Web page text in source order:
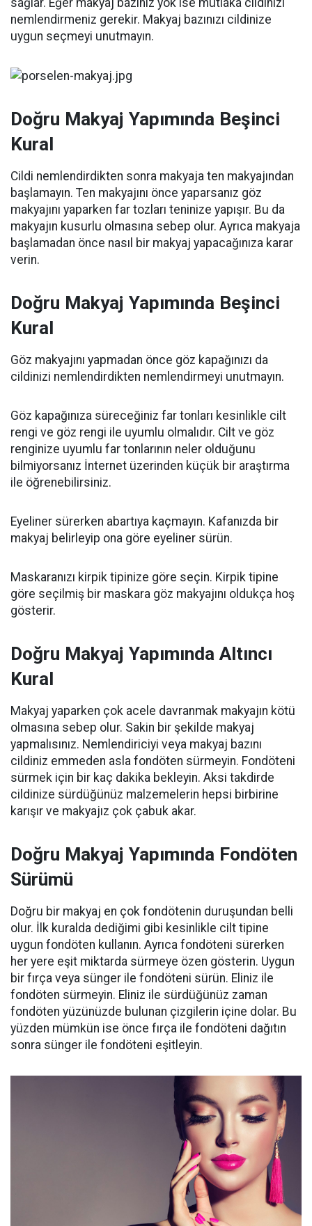
sağlar. Eğer makyaj bazınız yok ise mutlaka cildinizi
nemlendirmeniz gerekir. Makyaj bazınızı cildinize
uygun seçmeyi unutmayın.
Doğru Makyaj Yapımında Beşinci
Kural
Cildi nemlendirdikten sonra makyaja ten makyajından
başlamayın. Ten makyajını önce yaparsanız göz
makyajını yaparken far tozları teninize yapışır. Bu da
makyajın kusurlu olmasına sebep olur. Ayrıca makyaja
başlamadan önce nasıl bir makyaj yapacağınıza karar
verin.
Doğru Makyaj Yapımında Beşinci
Kural
Göz makyajını yapmadan önce göz kapağınızı da
cildinizi nemlendirdikten nemlendirmeyi unutmayın.
Göz kapağınıza süreceğiniz far tonları kesinlikle cilt
rengi ve göz rengi ile uyumlu olmalıdır. Cilt ve göz
renginize uyumlu far tonlarının neler olduğunu
bilmiyorsanız İnternet üzerinden küçük bir araştırma
ile öğrenebilirsiniz.
Eyeliner sürerken abartıya kaçmayın. Kafanızda bir
makyaj belirleyip ona göre eyeliner sürün.
Maskaranızı kirpik tipinize göre seçin. Kirpik tipine
göre seçilmiş bir maskara göz makyajını oldukça hoş
gösterir.
Doğru Makyaj Yapımında Altıncı
Kural
Makyaj yaparken çok acele davranmak makyajın kötü
olmasına sebep olur. Sakin bir şekilde makyaj
yapmalısınız. Nemlendiriciyi veya makyaj bazını
cildiniz emmeden asla fondöten sürmeyin. Fondöteni
sürmek için bir kaç dakika bekleyin. Aksi takdirde
cildinize sürdüğünüz malzemelerin hepsi birbirine
karışır ve makyajız çok çabuk akar.
Doğru Makyaj Yapımında Fondöten
Sürümü
Doğru bir makyaj en çok fondötenin duruşundan belli
olur. İlk kuralda dediğimi gibi kesinlikle cilt tipine
uygun fondöten kullanın. Ayrıca fondöteni sürerken
her yere eşit miktarda sürmeye özen gösterin. Uygun
bir fırça veya sünger ile fondöteni sürün. Eliniz ile
fondöten sürmeyin. Eliniz ile sürdüğünüz zaman
fondöten yüzünüzde bulunan çizgilerin içine dolar. Bu
yüzden mümkün ise önce fırça ile fondöteni dağıtın
sonra sünger ile fondöteni eşitleyin.